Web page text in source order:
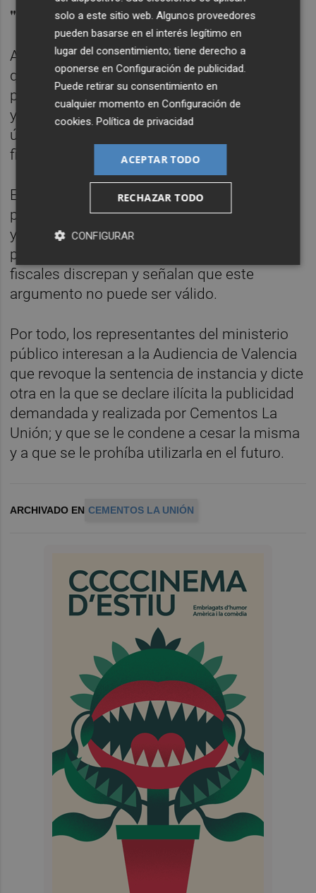
"Se infringe la ley"
Así, consideran que se infringe la ley, dado
que no procede declarar prescrita la acción
procesal respecto de diferentes secuencias
y contenidos, integrantes de una misma,
única y continuada conducta publicitaria no
finalizada.
En cuanto a la carencia sobrevenida alegada
por el juez, en relación con que la empresa
ya ha retirado de su página web imágenes
publicitarias relacionadas con la mujer, los
fiscales discrepan y señalan que este
argumento no puede ser válido.
Por todo, los representantes del ministerio
público interesan a la Audiencia de Valencia
que revoque la sentencia de instancia y dicte
otra en la que se declare ilícita la publicidad
demandada y realizada por Cementos La
Unión; y que se le condene a cesar la misma
y a que se le prohíba utilizarla en el futuro.
ARCHIVADO EN CEMENTOS LA UNIÓN
solo a este sitio web. Algunos proveedores
pueden basarse en el interés legítimo en
lugar del consentimiento; tiene derecho a
oponerse enConfiguración de publicidad
Puede retirar su consentimiento en
cualquier momento enConfiguración de
cookies .Política de privacidad
ACEPTAR TODO
RECHAZAR TODO
CONFIGURAR